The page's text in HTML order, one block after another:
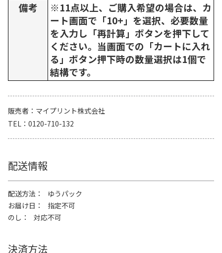
備考
※11点以上、ご購入希望の場合は、カ
ート画面で「10+」を選択、必要数量
を入力し「再計算」ボタンを押下して
ください。当画面での「カートに入れ
る」ボタン押下時の数量選択は1個で
結構です。
販売者
マイプリント株式会社
TEL
0120-710-132
配送情報
配送方法
ゆうパック
お届け日
指定不可
のし
対応不可
決済方法